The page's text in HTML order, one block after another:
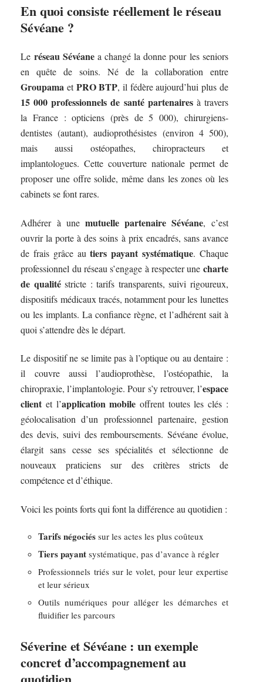
En quoi consiste réellement le réseau
Sévéane ?
Le réseau Sévéanea changé la donne pour les seniors
en quête de soins. Né de la collaboration entre
Groupama etPRO BTP, il fédère aujourd’hui plus de
15 000 professionnels de santé partenairesà travers
la France : opticiens (près de 5 000), chirurgiens-
dentistes (autant), audioprothésistes (environ 4 500),
mais aussi ostéopathes, chiropracteurs et
implantologues. Cette couverture nationale permet de
proposer une offre solide, même dans les zones où les
cabinets se font rares.
Adhérer à une mutuelle partenaire Sévéane, c’est
ouvrir la porte à des soins à prix encadrés, sans avance
de frais grâce autiers payant systématique. Chaque
professionnel du réseau s’engage à respecter une charte
de qualitéstricte : tarifs transparents, suivi rigoureux,
dispositifs médicaux tracés, notamment pour les lunettes
ou les implants. La confiance règne, et l’adhérent sait à
quoi s’attendre dès le départ.
Le dispositif ne se limite pas à l’optique ou au dentaire :
il couvre aussi l’audioprothèse, l’ostéopathie, la
chiropraxie, l’implantologie. Pour s’y retrouver, l’espace
client et l’application mobile offrent toutes les clés :
géolocalisation d’un professionnel partenaire, gestion
des devis, suivi des remboursements. Sévéane évolue,
élargit sans cesse ses spécialités et sélectionne de
nouveaux praticiens sur des critères stricts de
compétence et d’éthique.
Voici les points forts qui font la différence au quotidien :
Tarifs négociés sur les actes les plus coûteux
Tiers payant systématique, pas d’avance à régler
Professionnels triés sur le volet, pour leur expertise
et leur sérieux
Outils numériques pour alléger les démarches et
fluidifier les parcours
Séverine et Sévéane : un exemple
concret d’accompagnement au